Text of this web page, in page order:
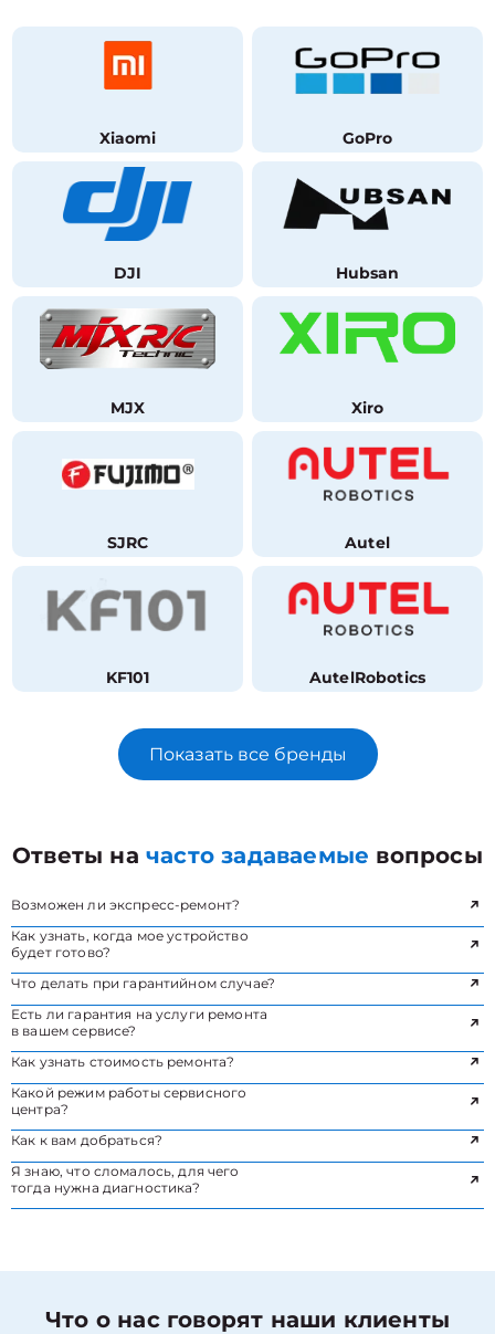
Xiaomi GoPro
DJI Hubsan
MJX Xiro
SJRC Autel
KF101 AutelRobotics
Показать все бренды
Ответы начасто задаваемые вопросы
Возможен ли экспресс-ремонт?
Как узнать, когда мое устройство
будет готово?
Что делать при гарантийном случае?
Есть ли гарантия на услуги ремонта
в вашем сервисе?
Как узнать стоимость ремонта?
Какой режим работы сервисного
центра?
Как к вам добраться?
Я знаю, что сломалось, для чего
тогда нужна диагностика?
Что о нас говорят наши клиенты